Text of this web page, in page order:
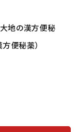
大地の漢方便秘
便秘薬）